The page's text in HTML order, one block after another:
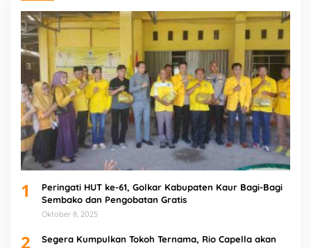
1
Peringati HUT ke-61, Golkar Kabupaten Kaur Bagi-Bagi
Sembako dan Pengobatan Gratis
Oktober 8, 2025
2
Segera Kumpulkan Tokoh Ternama, Rio Capella akan